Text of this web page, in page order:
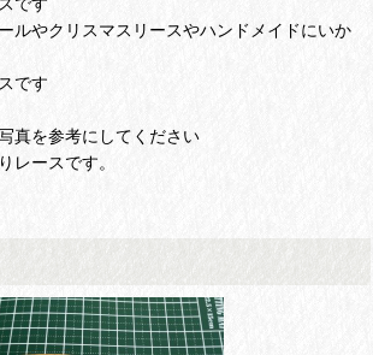
ルやクリスマスリースやハンドメイドにいか
です
真を参考にしてください
レースです。